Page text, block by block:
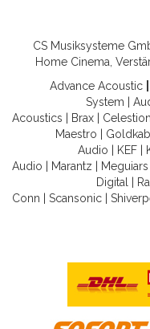
CS Musiksysteme
Home Cinema,
Advance Acoustic
System
Acoustics
Brax Celestion
Maestro
Audio
KEF|
Audio
Marantz Meguiars
Digital
Conn
Scansonic